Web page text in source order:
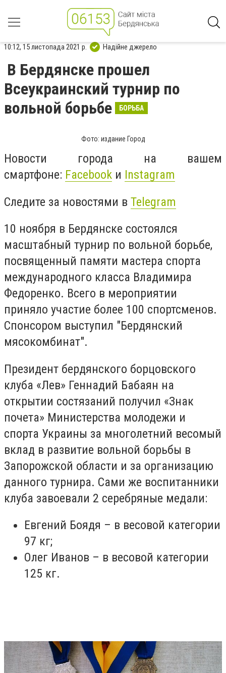
10:12, 15 листопада 2021 р. Надійне джерело
В Бердянске прошел
Всеукраинский турнир по
вольной борьбе
БОРЬБА
Фото: издание Город
Новости города на вашем
смартфоне: Facebook и Instagram
Следите за новостями в Telegram
10 ноября в Бердянске состоялся
масштабный турнир по вольной борьбе,
посвященный памяти мастера спорта
международного класса Владимира
Федоренко. Всего в мероприятии
приняло участие более 100 спортсменов.
Спонсором выступил "Бердянский
мясокомбинат".
Президент бердянского борцовского
клуба «Лев» Геннадий Бабаян на
открытии состязаний получил «Знак
почета» Министерства молодежи и
спорта Украины за многолетний весомый
вклад в развитие вольной борьбы в
Запорожской области и за организацию
данного турнира. Сами же воспитанники
клуба завоевали 2 серебряные медали:
Евгений Боядя – в весовой категории
97 кг;
Олег Иванов – в весовой категории
125 кг.